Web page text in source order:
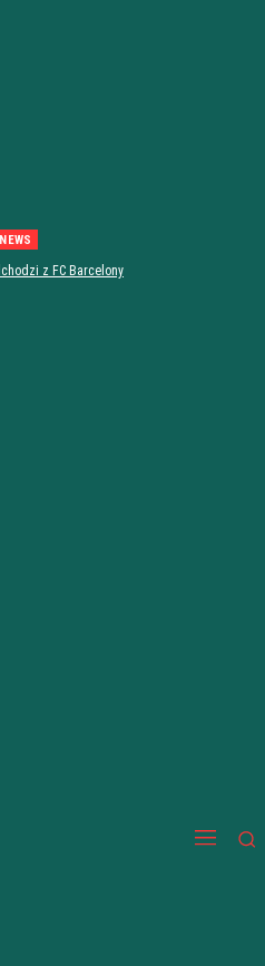
NEWS
z FC Barcelony